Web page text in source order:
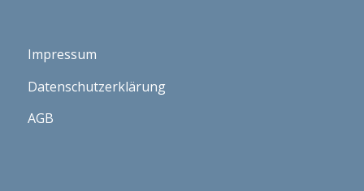
Impressum
Datenschutzerklärung
AGB